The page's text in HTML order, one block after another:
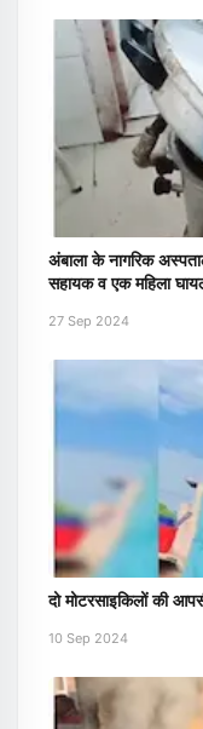
अंबाला के नागरिक
सहायक व एक महिला
27 Sep 2024
दो मोटरसाइकिलों की
10 Sep 2024